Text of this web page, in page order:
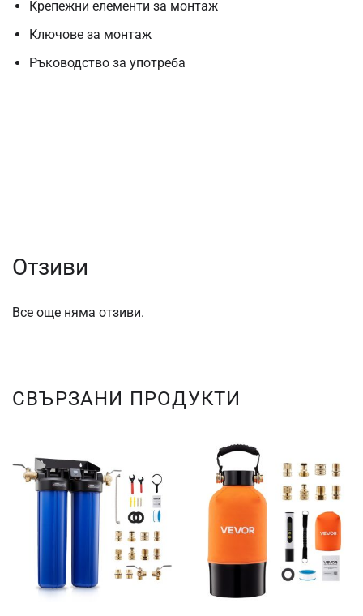
Крепежни елементи за монтаж
Ключове за монтаж
Ръководство за употреба
Отзиви
Все още няма отзиви.
СВЪРЗАНИ ПРОДУКТИ